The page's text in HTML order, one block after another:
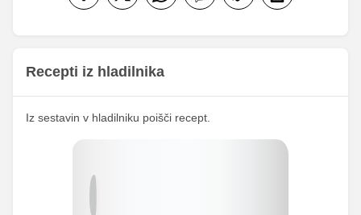
mg
Kalij 160.25 mg
Recepti iz hladilnika
Iz sestavin v hladilniku poišči recept.